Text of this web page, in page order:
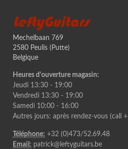
LeftyGuitars
Mechelbaan 769
2580 Peulis (Putte)
Belgique
Heures d'ouverture magasin:
Jeudi 13:30 - 19:00
Vendredi 13:30 - 19:00
Samedi 10:00 - 16:00
Autres jours: après rendez-vous (call
Téléphone: +32 (0)473/52.69.48
Email: patrick@leftyguitars.be